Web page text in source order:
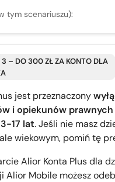
tym scenariuszu):
3 – DO 300 ZŁ ZA KONTO DLA
jest przeznaczony
i opiekunów prawnych
17 lat. Jeśli nie masz
wiekowym, pomiń tę
Alior Konta Plus dla
Alior Mobile możesz